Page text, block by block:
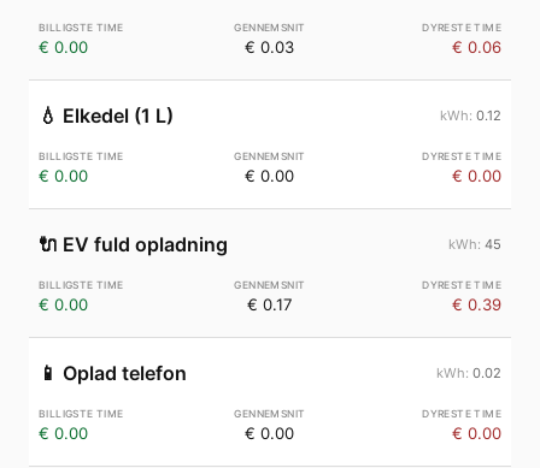
€ 0.00 € 0.03 € 0.06
💧 Elkedel (1 L) 0.12
€ 0.00 € 0.00 € 0.00
🔌 EV fuld opladning 45
€ 0.00 € 0.17 € 0.39
📱 Oplad telefon 0.02
€ 0.00 € 0.00 € 0.00